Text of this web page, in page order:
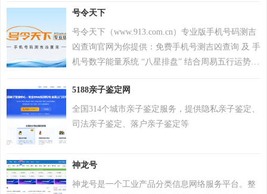
号令天下
号令天下（www.913.com.cn）专业版手机号码测吉
凶查询官网为你提供：免费手机号测吉凶查询 及 手
机号数字能量系统 “八星排盘” 结合周易五行运势来
下官网手机号码测吉凶查询系统，专业最新版、超
准，靠谱！
5188亲子鉴定网
全国314个城市亲子鉴定服务，提供隐私亲子鉴定、
司法亲子鉴定、落户亲子鉴定等
神龙号
神龙号是一个工业产品分类信息网络服务平台。整